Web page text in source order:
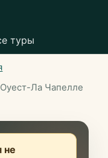
туры
Ла Чапелле
не